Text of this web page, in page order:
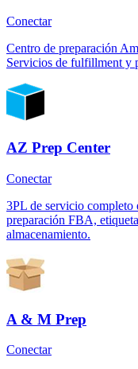
Conectar
Centro de preparación
Servicios de fulfillment y
AZ Prep Center
Conectar
3PL de servicio completo
preparación FBA,
almacenamiento.
A & M Prep
Conectar